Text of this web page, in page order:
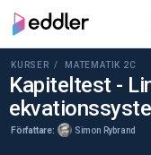
KURSER / MATEMATIK 2C
Kapiteltest -
Författare: Simon Rybrand